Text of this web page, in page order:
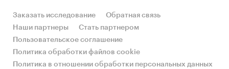
Заказать исследование
Обратная связь
Наши партнеры
Стать партнером
Пользовательское соглашение
Политика обработки файлов cookie
Политика в отношении обработки персональных данных